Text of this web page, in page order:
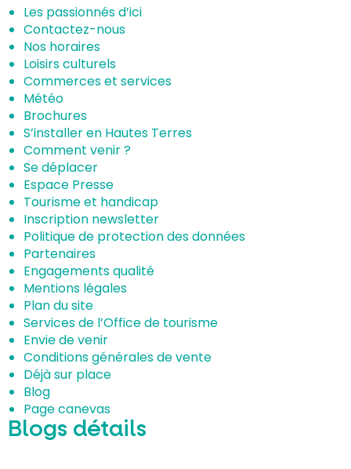
Les passionnés d’ici
Contactez-nous
Nos horaires
Loisirs culturels
Commerces et services
Météo
Brochures
S’installer en Hautes Terres
Comment venir ?
Se déplacer
Espace Presse
Tourisme et handicap
Inscription newsletter
Politique de protection des données
Partenaires
Engagements qualité
Mentions légales
Plan du site
Services de l’Office de tourisme
Envie de venir
Conditions générales de vente
Déjà sur place
Blog
Page canevas
Blogs détails